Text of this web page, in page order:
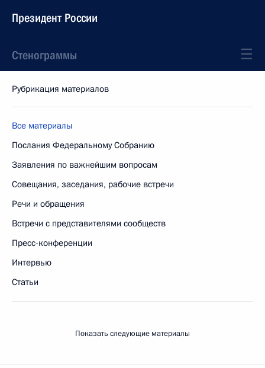
Президент России
Стенограммы
Рубрикация материалов
Все материалы
Послания Федеральному Собранию
Заявления по важнейшим вопросам
Совещания, заседания, рабочие встречи
Речи и обращения
Встречи с представителями сообществ
Пресс-конференции
Интервью
Статьи
Показать следующие материалы